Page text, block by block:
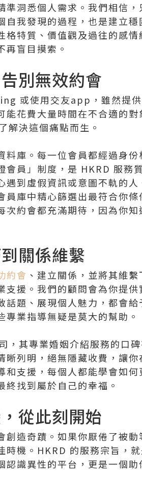
準洞悉個人需求。我們相信，
自我發現的過程，也是建立
特質、價值觀及過往的感
再盲目摸索。
別無效約會
或使用交友app，雖然提供
花費大量時間在不合適的
解決這個痛點而生。
庫。每一位會員都經過身
會員」制度，是 HKRD 服務
遇到虛假資訊或意圖不軌的
庫中精心篩選出最符合你條
次約會都充滿期待，因為你
關係維繫
約會 、建立關係，並將其維
援。我們的顧問會為你提
題、展現個人魅力，都會
專業指導無疑是莫大的幫助。
，其專業婚姻介紹服務的口
晰列明，絕無隱藏收費，讓
支援，每個人都能學會如何
找到屬於自己的幸福。
從此刻開始
造奇蹟。如果你厭倦了被
時機。HKRD 的服務宗旨，
識異性的平台，更是一個